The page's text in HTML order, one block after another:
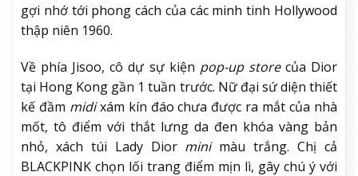
gợi nhớ tới phong cách của các minh tinh Hollywood
thập niên 1960.
Về phía Jisoo, cô dự sự kiện pop-up store của Dior
tại Hong Kong gần 1 tuần trước. Nữ đại sứ diện thiết
kế đầm midixám kín đáo chưa được ra mắt của nhà
mốt, tô điểm với thắt lưng da đen khóa vàng bản
nhỏ, xách túi Lady Dior mini màu trắng. Chị cả
BLACKPINK chọn lối trang điểm mịn lì, gây chú ý với